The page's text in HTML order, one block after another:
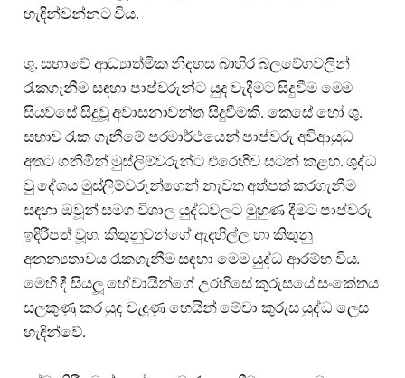
හැඳින්වන්නට විය.
ශු. සභාවේ ආධ්‍යාත්මික නිදහස බාහිර බලවේගවලින්
රැකගැනීම සඳහා පාප්වරුන්ට යුද වැදීමට සිදුවීම මෙම
සියවසේ සිදුවූ අවාසනාවන්ත සිදුවීමකි. කෙසේ හෝ ශු.
සභාව රැක ගැනීමේ පරමාර්ථයෙන් පාප්වරු අවිආයුධ
අතට ගනිමින් මුස්ලිම්වරුන්ට එරෙහිව සටන් කළහ. ශුද්ධ
වු දේශය මුස්ලිම්වරුන්ගෙන් නැවත අත්පත් කරගැනීම
සඳහා ඔවූන් සමග විශාල යුද්ධවලට මුහුණ දීමට පාප්වරු
ඉදිරිපත් වූහ. කිතුනුවන්ගේ ඇදහිල්ල හා කිතුනු
අනන්‍යතාවය රැකගැනීම සඳහා මෙම යුද්ධ ආරම්භ විය.
මෙහි දී සියලූ හේවායින්ගේ උරහිසේ කුරුසයේ සංකේතය
සලකුණු කර යුද වැදුණු හෙයින් මේවා කුරුස යුද්ධ ලෙස
හැඳින්වේ.